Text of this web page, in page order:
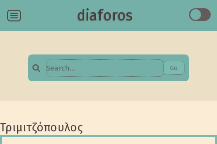
Menu diaforos
Search
Go
Τριμιτζόπουλος